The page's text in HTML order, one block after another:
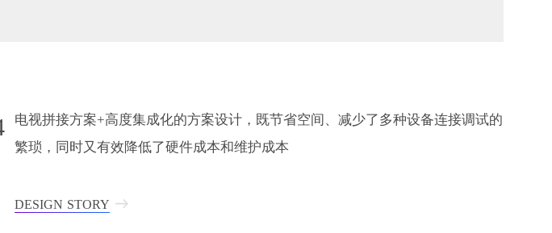
电视拼接方案+高度集成化的方案设计，既节省空间、减少了多种设备连接调试的
繁琐，同时又有效降低了硬件成本和维护成本
DESIGN STORY